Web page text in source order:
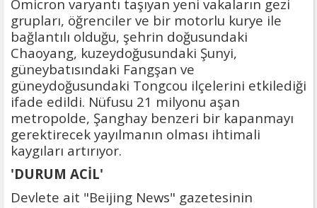
Omicron varyantı taşıyan yeni vakaların gezi
grupları, öğrenciler ve bir motorlu kurye ile
bağlantılı olduğu, şehrin doğusundaki
Chaoyang, kuzeydoğusundaki Şunyi,
güneybatısındaki Fangşan ve
güneydoğusundaki Tongcou ilçelerini etkilediği
ifade edildi. Nüfusu 21 milyonu aşan
metropolde, Şanghay benzeri bir kapanmayı
gerektirecek yayılmanın olması ihtimali
kaygıları artırıyor.
'DURUM ACİL'
Devlete ait "Beijing News" gazetesinin